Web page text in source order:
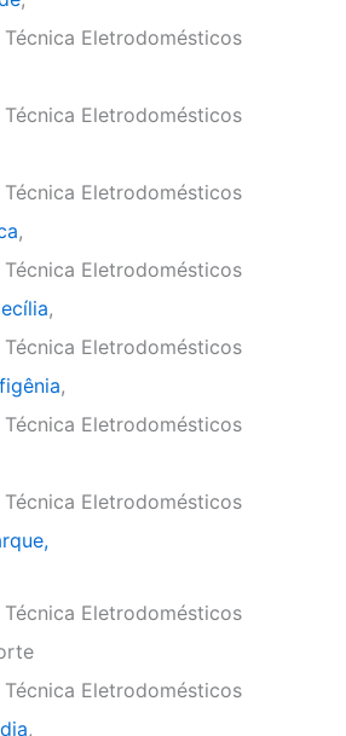
Eletrodomésticos
Eletrodomésticos
Eletrodomésticos
,
Eletrodomésticos
,
Eletrodomésticos
,
Eletrodomésticos
Eletrodomésticos
Eletrodomésticos
Eletrodomésticos
,